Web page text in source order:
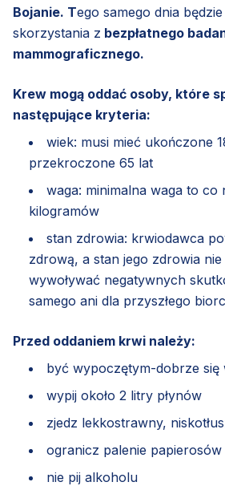
Bojanie. Tego samego dnia
skorzystania z bezpłatnego
mammograficznego.
Krew mogą oddać osoby, które
następujące kryteria:
wiek: musi mieć ukończone
przekroczone 65 lat
waga: minimalna waga to co
kilogramów
stan zdrowia: krwiodawca
zdrową, a stan jego zdrowia
wywoływać negatywnych
samego ani dla przyszłego
Przed oddaniem krwi należy:
być wypoczętym-dobrze się
wypij około 2 litry płynów
zjedz lekkostrawny,
ogranicz palenie papierosów
nie pij alkoholu